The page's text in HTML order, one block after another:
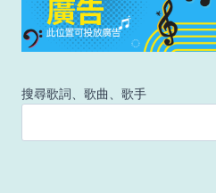
搜尋歌詞、歌曲、歌手